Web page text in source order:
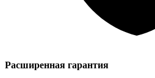
Расширенная гарантия